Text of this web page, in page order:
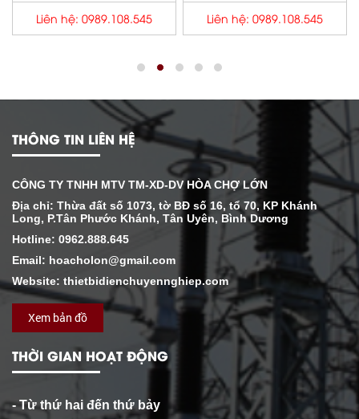
Liên hệ: 0989.108.545 Liên hệ: 0989.108.545
THÔNG TIN LIÊN HỆ
CÔNG TY TNHH MTV TM-XD-DV HÒA CHỢ LỚN
Địa chỉ: Thừa đất số 1073, tờ BĐ số 16, tổ 70, KP Khánh
Long, P.Tân Phước Khánh, Tân Uyên, Bình Dương
Hotline: 0962.888.645
Email: hoacholon@gmail.com
Website: thietbidienchuyennghiep.com
Xem bản đồ
THỜI GIAN HOẠT ĐỘNG
- Từ thứ hai đến thứ bảy